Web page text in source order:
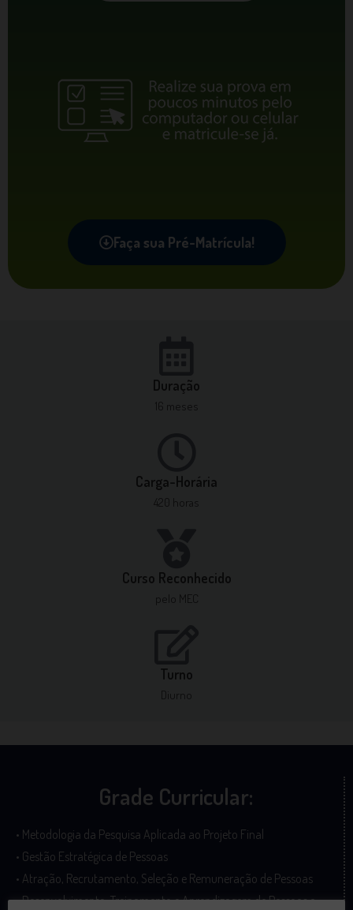
Faça sua Pré-Matrícula!
Duração
16 meses
Carga-Horária
420 horas
Curso Reconhecido
pelo MEC
Turno
Diurno
Grade Curricular:
• Metodologia da Pesquisa Aplicada ao Projeto Final
• Gestão Estratégica de Pessoas
• Atração, Recrutamento, Seleção e Remuneração de Pessoas
• Desenvolvimento, Treinamento e Aprendizagem de Pessoas e